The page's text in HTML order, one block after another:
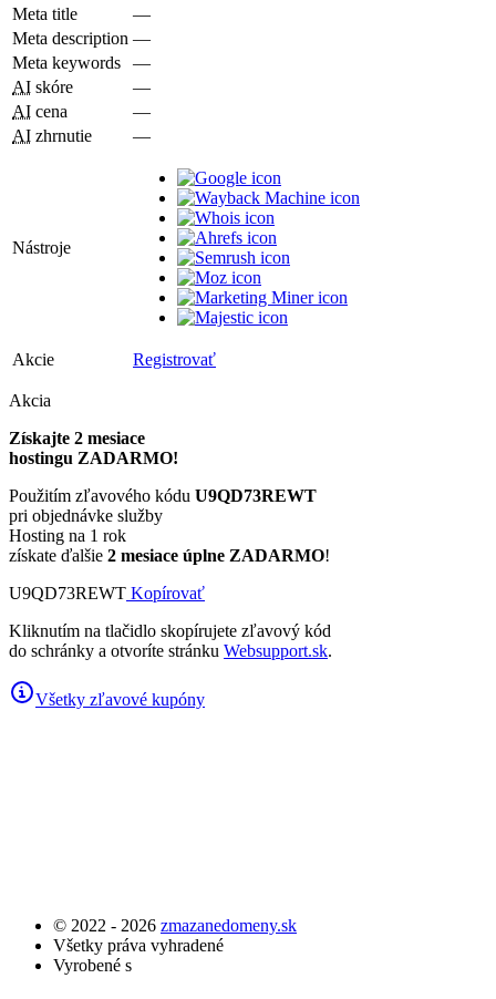
Meta title
—
Meta description —
Meta keywords
—
AI skóre
—
AI cena
—
AI zhrnutie —
Nástroje
Akcie Registrovať
Akcia
Získajte 2 mesiace
hostingu ZADARMO!
Použitím zľavového kódu U9QD73REWT
pri objednávke služby
Hosting na 1 rok
získate ďalšie 2 mesiace úplne ZADARMO!
U9QD73REWT Kopírovať
Kliknutím na tlačidlo skopírujete zľavový kód
do schránky a otvoríte stránku Websupport.sk.
Všetky zľavové kupóny
© 2022 - 2026 zmazanedomeny.sk
Všetky práva vyhradené
Vyrobené s